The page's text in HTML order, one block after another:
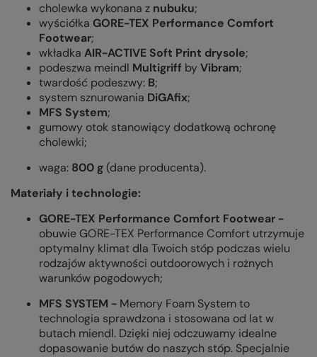
cholewka wykonana z nubuku;
wyściółka GORE-TEX Performance Comfort
Footwear;
wkładka AIR-ACTIVE Soft Print drysole;
podeszwa meindl Multigriff byVibram;
twardość podeszwy: B;
system sznurowania DiGAfix;
MFS System;
gumowy otok stanowiący dodatkową ochronę
cholewki;
waga: 800 g(dane producenta).
Materiały i technologie:
GORE-TEX Performance Comfort Footwear -
obuwie GORE-TEX Performance Comfort utrzymuje
optymalny klimat dla Twoich stóp podczas wielu
rodzajów aktywności outdoorowych i rożnych
warunków pogodowych;
MFS SYSTEM - Memory Foam System to
technologia sprawdzona i stosowana od lat w
butach miendl. Dzięki niej odczuwamy idealne
dopasowanie butów do naszych stóp. Specjalnie